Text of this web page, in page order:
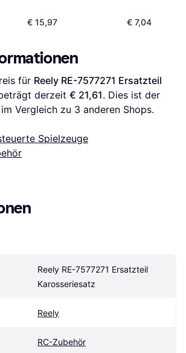
€ 15,97 € 7,04
für Reely RE-7577271 Ersatzteil
derzeit € 21,61. Dies ist der
Vergleich zu 3 anderen Shops.
Spielzeuge
Reely RE-7577271 Ersatzteil
Karosseriesatz
Reely
RC-Zubehör